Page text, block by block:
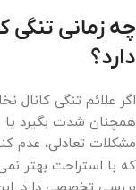
چه زمانی تنگی
دارد؟
اگر علائم تنگی کانال
همچنان شدت بگیرد یا
مشکلات تعادلی، عدم
که با استراحت بهتر